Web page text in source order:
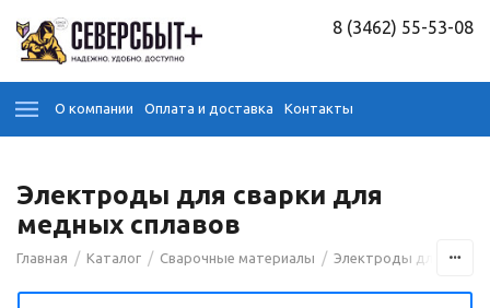
8 (3462) 55-53-08
О компании Оплата и доставка Контакты
Электроды для сварки для
медных сплавов
Главная / Каталог / Сварочные материалы / Электроды для сварки